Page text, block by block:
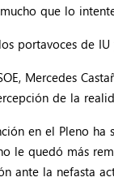
que lo
portavoces de
Mercedes
de la
en el Pleno
le quedó más
ante la nefasta